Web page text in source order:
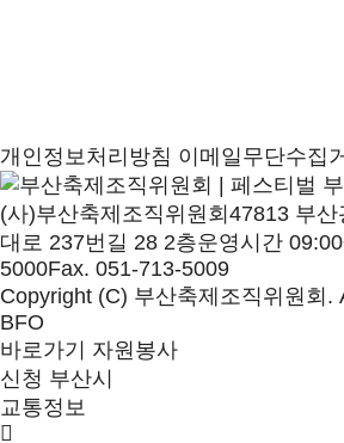
개인정보처리방침 이메일무단수집
(사)부산축제조직위원회 47813 부산
대로 237번길 28 2층운영시간
5000Fax. 051-713-5009
Copyright (C) 부산축제조직위원회.
BFO
바로가기
자원봉사
신청 부산시
교통정보